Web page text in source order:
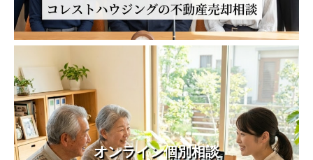
オンライン個別相談